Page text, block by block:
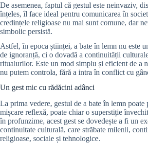
De asemenea, faptul că gestul este neinvaziv,
înțeles, îl face ideal pentru comunicarea în
credințele religioase nu mai sunt comune, dar
simbolic persistă.
Astfel, în epoca științei, a bate în lemn nu este
de ignoranță, ci o dovadă a continuității
ritualurilor. Este un mod simplu și eficient de a
nu putem controla, fără a intra în conflict cu
Un gest mic cu rădăcini adânci
La prima vedere, gestul de a bate în lemn poate
mișcare reflexă, poate chiar o superstiție
în profunzime, acest gest se dovedește a fi un
continuitate culturală, care străbate milenii,
religioase, sociale și tehnologice.